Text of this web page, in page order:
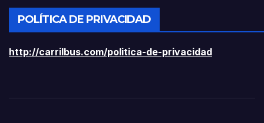
POLÍTICA DE PRIVACIDAD
http://carrilbus.com/politica-de-privacidad